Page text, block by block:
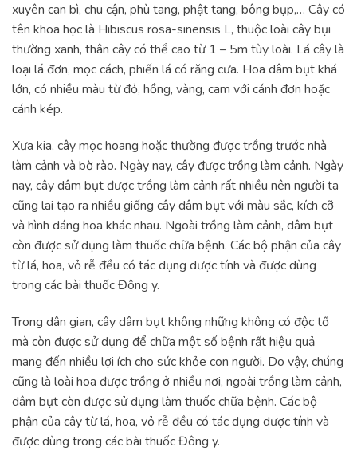
xuyên can bì, chu cận, phù tang, phật tang, bông bụp,… Cây có
tên khoa học là Hibiscus rosa-sinensis L, thuộc loài cây bụi
thường xanh, thân cây có thể cao từ 1 – 5m tùy loài. Lá cây là
loại lá đơn, mọc cách, phiến lá có răng cưa. Hoa dâm bụt khá
lớn, có nhiều màu từ đỏ, hồng, vàng, cam với cánh đơn hoặc
cánh kép.
Xưa kia, cây mọc hoang hoặc thường được trồng trước nhà
làm cảnh và bờ rào. Ngày nay, cây được trồng làm cảnh. Ngày
nay, cây dâm bụt được trồng làm cảnh rất nhiều nên người ta
cũng lai tạo ra nhiều giống cây dâm bụt với màu sắc, kích cỡ
và hình dáng hoa khác nhau. Ngoài trồng làm cảnh, dâm bụt
còn được sử dụng làm thuốc chữa bệnh. Các bộ phận của cây
từ lá, hoa, vỏ rễ đều có tác dụng dược tính và được dùng
trong các bài thuốc Đông y.
Trong dân gian, cây dâm bụt không những không có độc tố
mà còn được sử dụng để chữa một số bệnh rất hiệu quả
mang đến nhiều lợi ích cho sức khỏe con người. Do vậy, chúng
cũng là loài hoa được trồng ở nhiều nơi, ngoài trồng làm cảnh,
dâm bụt còn được sử dụng làm thuốc chữa bệnh. Các bộ
phận của cây từ lá, hoa, vỏ rễ đều có tác dụng dược tính và
được dùng trong các bài thuốc Đông y.